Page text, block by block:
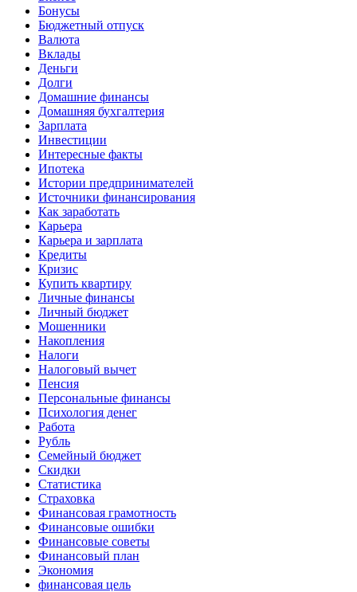
Бонусы
Бюджетный отпуск
Валюта
Вклады
Деньги
Долги
Домашние финансы
Домашняя бухгалтерия
Зарплата
Инвестиции
Интересные факты
Ипотека
Истории предпринимателей
Источники финансирования
Как заработать
Карьера
Карьера и зарплата
Кредиты
Кризис
Купить квартиру
Личные финансы
Личный бюджет
Мошенники
Накопления
Налоги
Налоговый вычет
Пенсия
Персональные финансы
Психология денег
Работа
Рубль
Семейный бюджет
Скидки
Статистика
Страховка
Финансовая грамотность
Финансовые ошибки
Финансовые советы
Финансовый план
Экономия
финансовая цель